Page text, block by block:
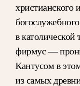
христианского
в
фирмус —
Кантусом в
из самых